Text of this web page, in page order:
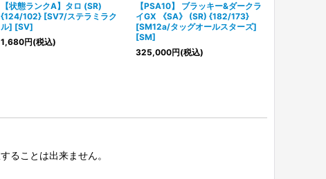
【状態ランクA】タロ (SR)
{124/102} [SV7/ステラミラク
ル] [SV]
1,680円(税込)
【PSA10】 ブラッキー&ダークラ
イGX 《SA》 (SR) {182/173}
[SM12a/タッグオールスターズ]
[SM]
325,000円(税込)
ることは出来ません。